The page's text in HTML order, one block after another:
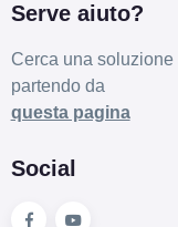
Serve aiuto?
Cerca una
partendo da
questa pagina
Social